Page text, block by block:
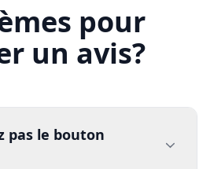
pour
un avis?
pas le bouton